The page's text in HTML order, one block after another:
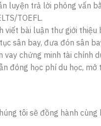
luyện trả lời phỏng vấn
TOEFL.
viết bài luận thư giới thiệu
sân bay, đưa đón sân
vay chứng minh tài chính
đóng học phí du học, mở
tôi sẽ đồng hành